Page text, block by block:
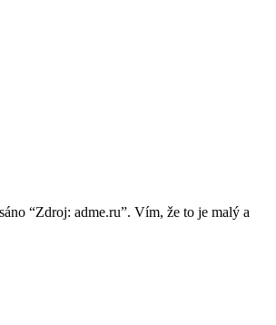
“Zdroj: adme.ru”. Vím, že to je malý a